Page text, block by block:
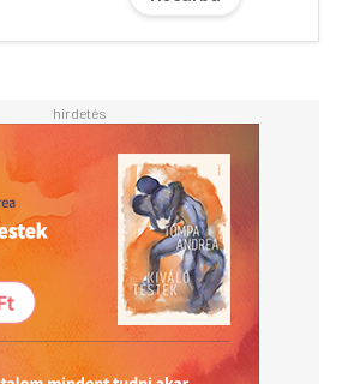
áll. Mindeközben Katica lázasan
hölgy barátságának dinamikája?
egyelőre még ismeretlen családi
az óceánjáró, amikor több hónapra
mögött hagyni Hamburgot?
Palotás Petra történelmi-
megannyi őszinte, mély és fordulatos
Kapuja pedig örökre a szívünkben él